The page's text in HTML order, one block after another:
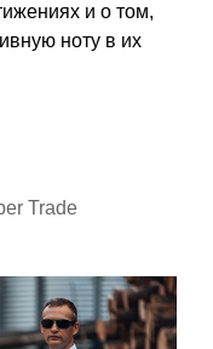
и о том,
ноту в их
Trade